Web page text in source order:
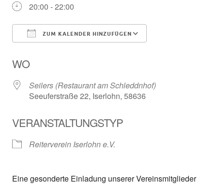
20:00 - 22:00
ZUM KALENDER HINZUFÜGEN
WO
Seilers (Restaurant am Schleddnhof)
Seeuferstraße 22, Iserlohn, 58636
VERANSTALTUNGSTYP
Reiterverein Iserlohn e.V.
Eine gesonderte Einladung unserer Vereinsmitglieder